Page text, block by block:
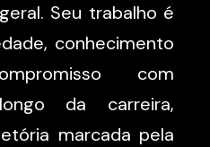
Seu trabalho é
conhecimento
com
da carreira,
marcada pela